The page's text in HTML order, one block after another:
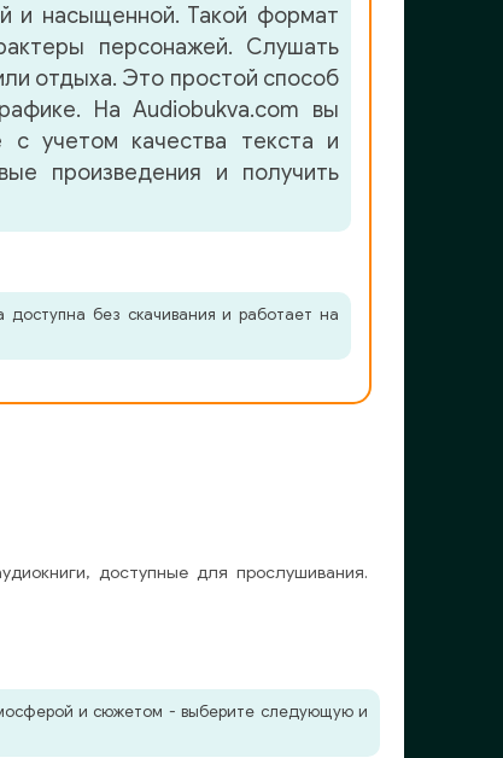
и насыщенной. Такой формат
персонажей. Слушать
отдыха. Это простой способ
На Audiobukva.com вы
с учетом качества текста и
произведения и получить
без скачивания и работает на
доступные для прослушивания.
и сюжетом - выберите следующую и